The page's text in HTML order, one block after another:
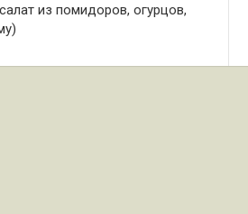
из помидоров, огурцов,